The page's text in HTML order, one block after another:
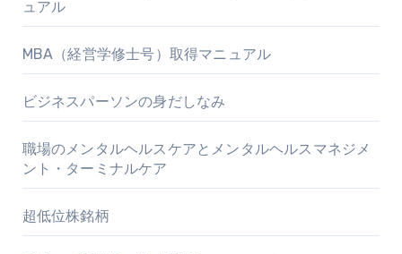
ュアル
MBA（経営学修士号）取得マニュアル
ビジネスパーソンの身だしなみ
職場のメンタルヘルスケアとメンタルヘルスマネジメ
ント・ターミナルケア
超低位株銘柄